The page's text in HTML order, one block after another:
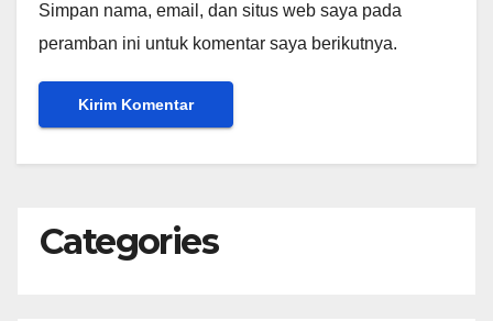
Simpan nama, email, dan situs web saya pada
peramban ini untuk komentar saya berikutnya.
Categories